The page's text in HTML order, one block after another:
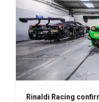
Rinaldi Racing